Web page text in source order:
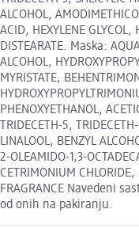
ALCOHOL,
ACID, HEXYLENE GLYCOL,
DISTEARATE. Maska:
ALCOHOL,
MYRISTATE,
PHENOXYETHANOL,
TRIDECETH-5,
LINALOOL, BENZYL
2-OLEAMIDO-1,3-
CETRIMONIUM
FRAGRANCE Navedeni
od onih na pakiranju.